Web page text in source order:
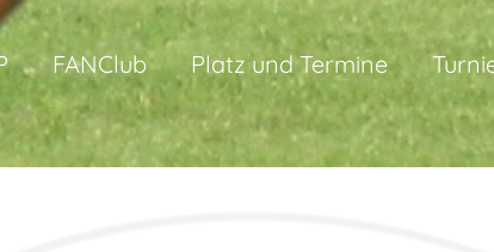
FANClub Platz und Termine